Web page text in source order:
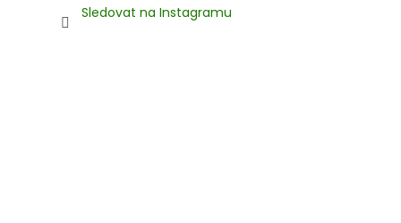
Sledovat na Instagramu